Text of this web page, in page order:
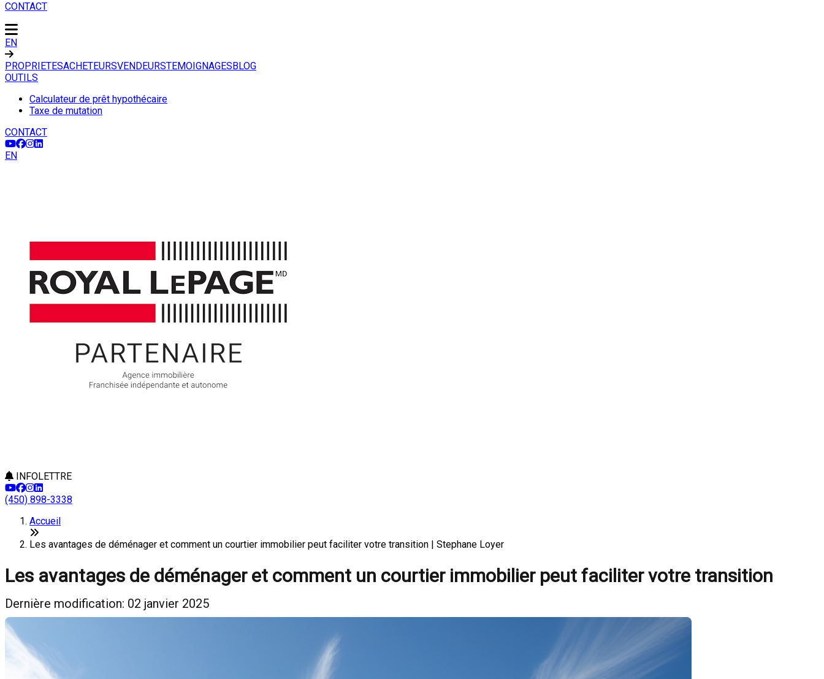
CONTACT
EN
PROPRIETESACHETEURSVENDEURSTEMOIGNAGESBLOG
OUTILS
Calculateur de prêt hypothécaire
Taxe de mutation
CONTACT
EN
INFOLETTRE
(450) 898-3338
Accueil
Les avantages de déménager et comment un courtier immobilier peut faciliter votre transition | Stephane Loyer
Les avantages de déménager et comment un courtier immobilier peut faciliter votre transition
Dernière modification: 02 janvier 2025